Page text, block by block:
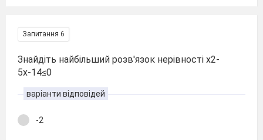
Запитання 6
Знайдіть найбільший розв'язок нерівності х2-
5х-14≤0
варіанти відповідей
-2